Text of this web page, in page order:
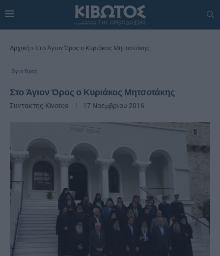
Αρχική » Στο Άγιον Όρος ο Κυριάκος Μητσοτάκης
Άγιο Όρος
Στο Άγιον Όρος ο Κυριάκος Μητσοτάκης
Συντάκτης Kivotos 17 Νοεμβρίου 2016